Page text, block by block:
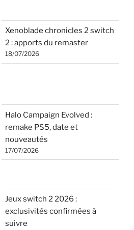
Xenoblade chronicles 2 switch
2 : apports du remaster
18/07/2026
Halo Campaign Evolved :
remake PS5, date et
nouveautés
17/07/2026
Jeux switch 2 2026 :
exclusivités confirmées à
suivre